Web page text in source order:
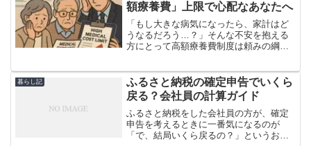
額療養費」上限で心配なあなたへ
「もし大きな病気になったら、家計はど
うなるだろう…？」そんな不安を抱える
方にとって高額療養費制度は頼みの綱で
役世代も高齢者も「医療費の自己負担は
本当に増えるの？」...
暮らし記
ふるさと納税の確定申告でいくら
戻る？会社員の計算ガイド
ふるさと納税をした会社員の方が、確定
申告を考えるときに一番気になるのが
「で、結局いくら戻るの？」というお金